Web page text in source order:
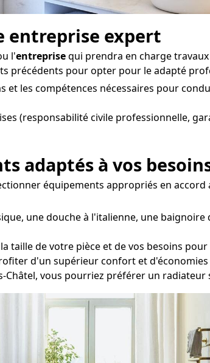
entreprise expert
l'entreprisequi prendra en charge
précédents pour opter pour le adapté
les compétences nécessaires pour
(responsabilité civile professionnelle,
adaptés à vos
équipements appropriés en
une douche à l'italienne, une
taille de votre pièce et de vos besoins
d'un supérieur confort et d'économies
vous pourriez préférer un